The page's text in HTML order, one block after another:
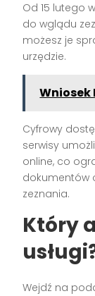
Od 15 lutego w
do wglądu
możesz je
urzędzie.
Wniosek
Cyfrowy
serwisy
online, co
dokumentów
zeznania.
Który
Wejdź na